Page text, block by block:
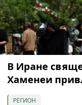
В Иране
Хаменеи
РЕГИОН